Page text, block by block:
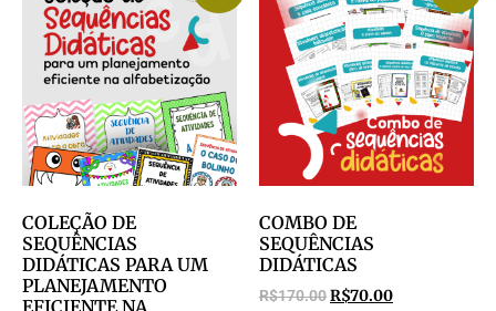
COLEÇÃO DE
SEQUÊNCIAS
DIDÁTICAS PARA UM
PLANEJAMENTO
COMBO DE
SEQUÊNCIAS
DIDÁTICAS
R$170.00R$70.00